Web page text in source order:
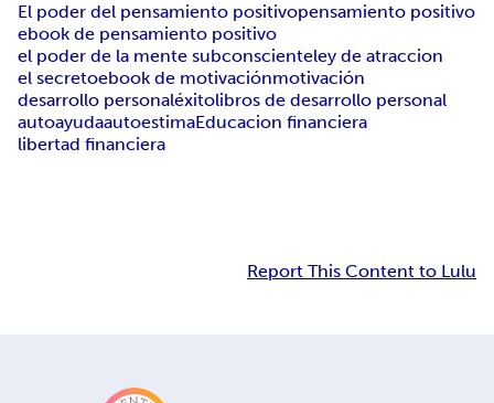
El poder del pensamiento positivopensamiento positivo
ebook de pensamiento positivo
el poder de la mente subconscienteley de atraccion
el secretoebook de motivaciónmotivación
desarrollo personaléxitolibros de desarrollo personal
autoayudaautoestimaEducacion financiera
libertad financiera
Report This Content to Lulu